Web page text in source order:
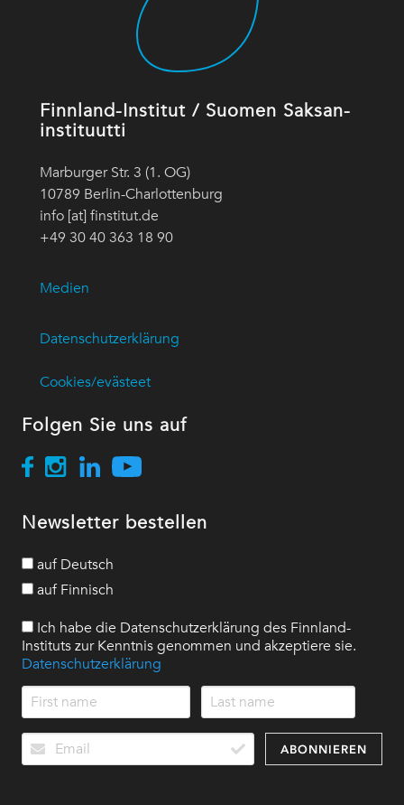
Finnland-Institut / Suomen Saksan-
instituutti
Marburger Str. 3 (1. OG)
10789 Berlin-Charlottenburg
info [at] finstitut.de
+49 30 40 363 18 90
Medien
Datenschutzerklärung
Cookies/evästeet
Folgen Sie uns auf
Newsletter bestellen
auf Deutsch
auf Finnisch
Ich habe die Datenschutzerklärung des Finnland-
Instituts zur Kenntnis genommen und akzeptiere sie.
Datenschutzerklärung
ABONNIEREN